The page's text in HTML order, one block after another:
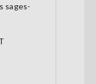
sages-